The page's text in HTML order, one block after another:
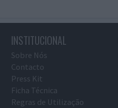
INSTITUCIONAL
Sobre Nós
Contacto
Press Kit
Ficha Técnica
Regras de Utilização